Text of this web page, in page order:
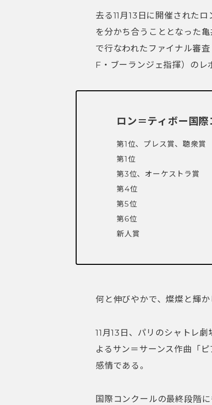
去る11月13日に開催された
を分かち合うこととなった
で行なわれたファイナル審
F・ブーランジェ指揮）のレ
ロン＝ティボー国
第1位、プレス賞、聴
第1位 イ・ヒ
第3位、オーケストラ
第4位 重森光
第5位 NOH
第6位 GUO
新人賞
何と伸びやかで、燦燦と輝
11月13日、パリのシャトレ
よるサン＝サーンス作曲「
感情である。
国際コンクールの最終段階